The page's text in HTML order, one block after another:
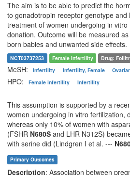
The aim is to be able to predict the
to gonadotropin receptor genotype
treatment of women undergoing in
donation. Outcome will be measured
born babies and unwanted side effects.
NCT03737253 Female Infertility Drug:
MeSH: Infertility Infertility, Female
HPO: Female infertility Infertility
This assumption is supported by a
women undergoing in vitro fertilization,
whereas only 10% of women with
(FSHR N680S and LHR N312S)
with serine did (Lindgren I et al. ---
Primary Outcomes
Description: Association between